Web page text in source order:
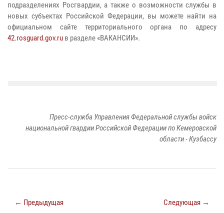
подразделениях Росгвардии, а также о возможности службы в
новых субъектах Российской Федерации, вы можете найти на
официальном сайте территориального органа по адресу
42.rosguard.gov.ru в разделе «ВАКАНСИИ».
Пресс-служба Управления Федеральной службы войск
национальной гвардии Российской Федерации по Кемеровской
области - Кузбассу
← Предыдущая Следующая →